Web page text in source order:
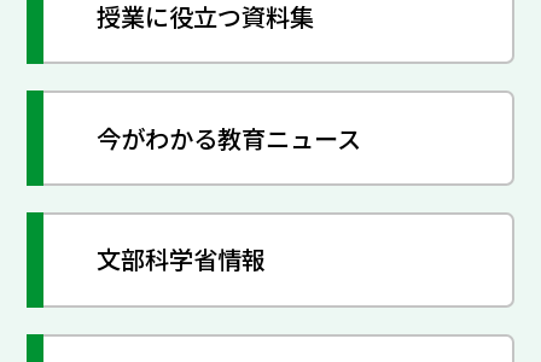
授業に役立つ資料集
今がわかる教育ニュース
文部科学省情報